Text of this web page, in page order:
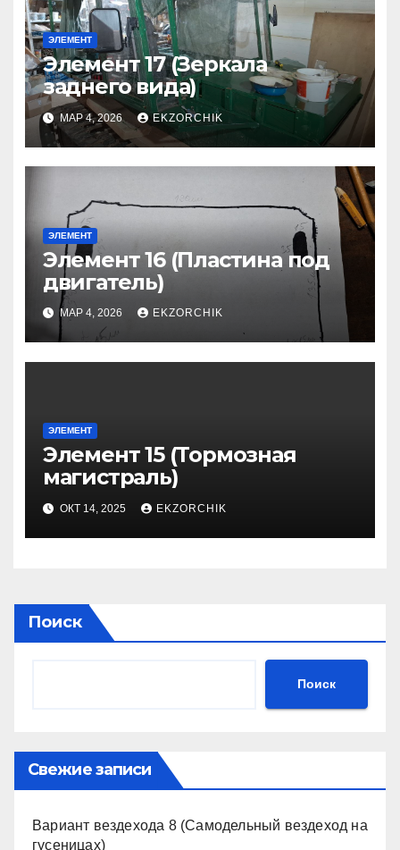
ЭЛЕМЕНТ
Элемент 17 (Зеркала
заднего вида)
МАР 4, 2026 EKZORCHIK
ЭЛЕМЕНТ
Элемент 16 (Пластина под
двигатель)
МАР 4, 2026 EKZORCHIK
ЭЛЕМЕНТ
Элемент 15 (Тормозная
магистраль)
ОКТ 14, 2025 EKZORCHIK
Поиск
Поиск
Свежие записи
Вариант вездехода 8 (Самодельный вездеход на
гусеницах)